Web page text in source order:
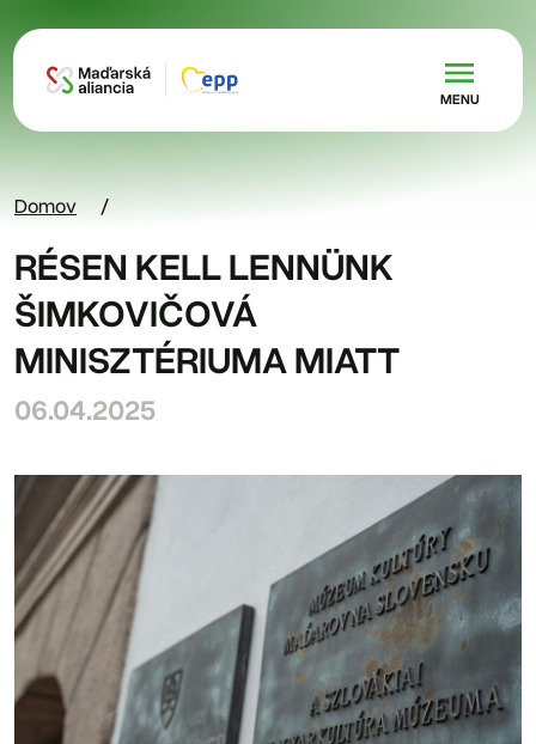
MENU
Domov
RÉSEN KELL LENNÜNK
ŠIMKOVIČOVÁ
MINISZTÉRIUMA MIATT
06.04.2025